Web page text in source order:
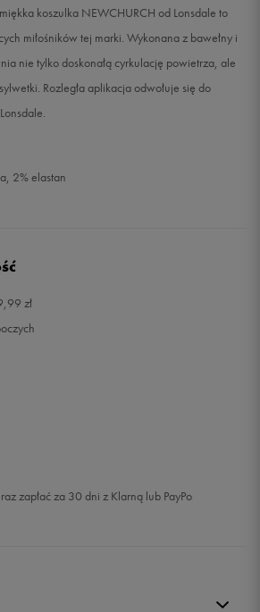
koszulka NEWCHURCH od Lonsdale to
miłośników tej marki. Wykonana z bawełny i
nie tylko doskonałą cyrkulację powietrza, ale
Rozległa aplikacja odwołuje się do
2% elastan
zł
zapłać za 30 dni z Klarną lub PayPo